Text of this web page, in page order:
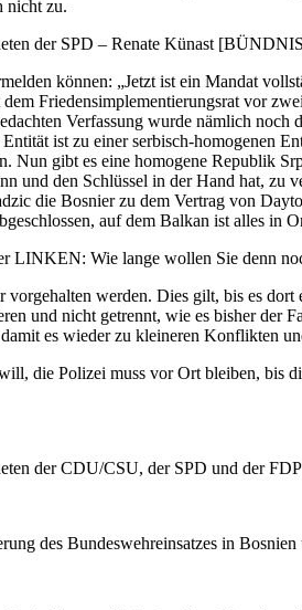
nicht zu.
der SPD – Renate Künast
können: „Jetzt ist ein Mandat
Friedensimplementierungsrat vor
Verfassung wurde nämlich
ist zu einer serbisch-homogenen
Nun gibt es eine homogene Republik
und den Schlüssel in der Hand hat, zu
die Bosnier zu dem Vertrag von
auf dem Balkan ist alles in
LINKEN: Wie lange wollen Sie denn
vorgehalten werden. Dies gilt, bis es
und nicht getrennt, wie es bisher
es wieder zu kleineren
die Polizei muss vor Ort bleiben, bis
der CDU/CSU, der SPD und der
des Bundeswehreinsatzes in